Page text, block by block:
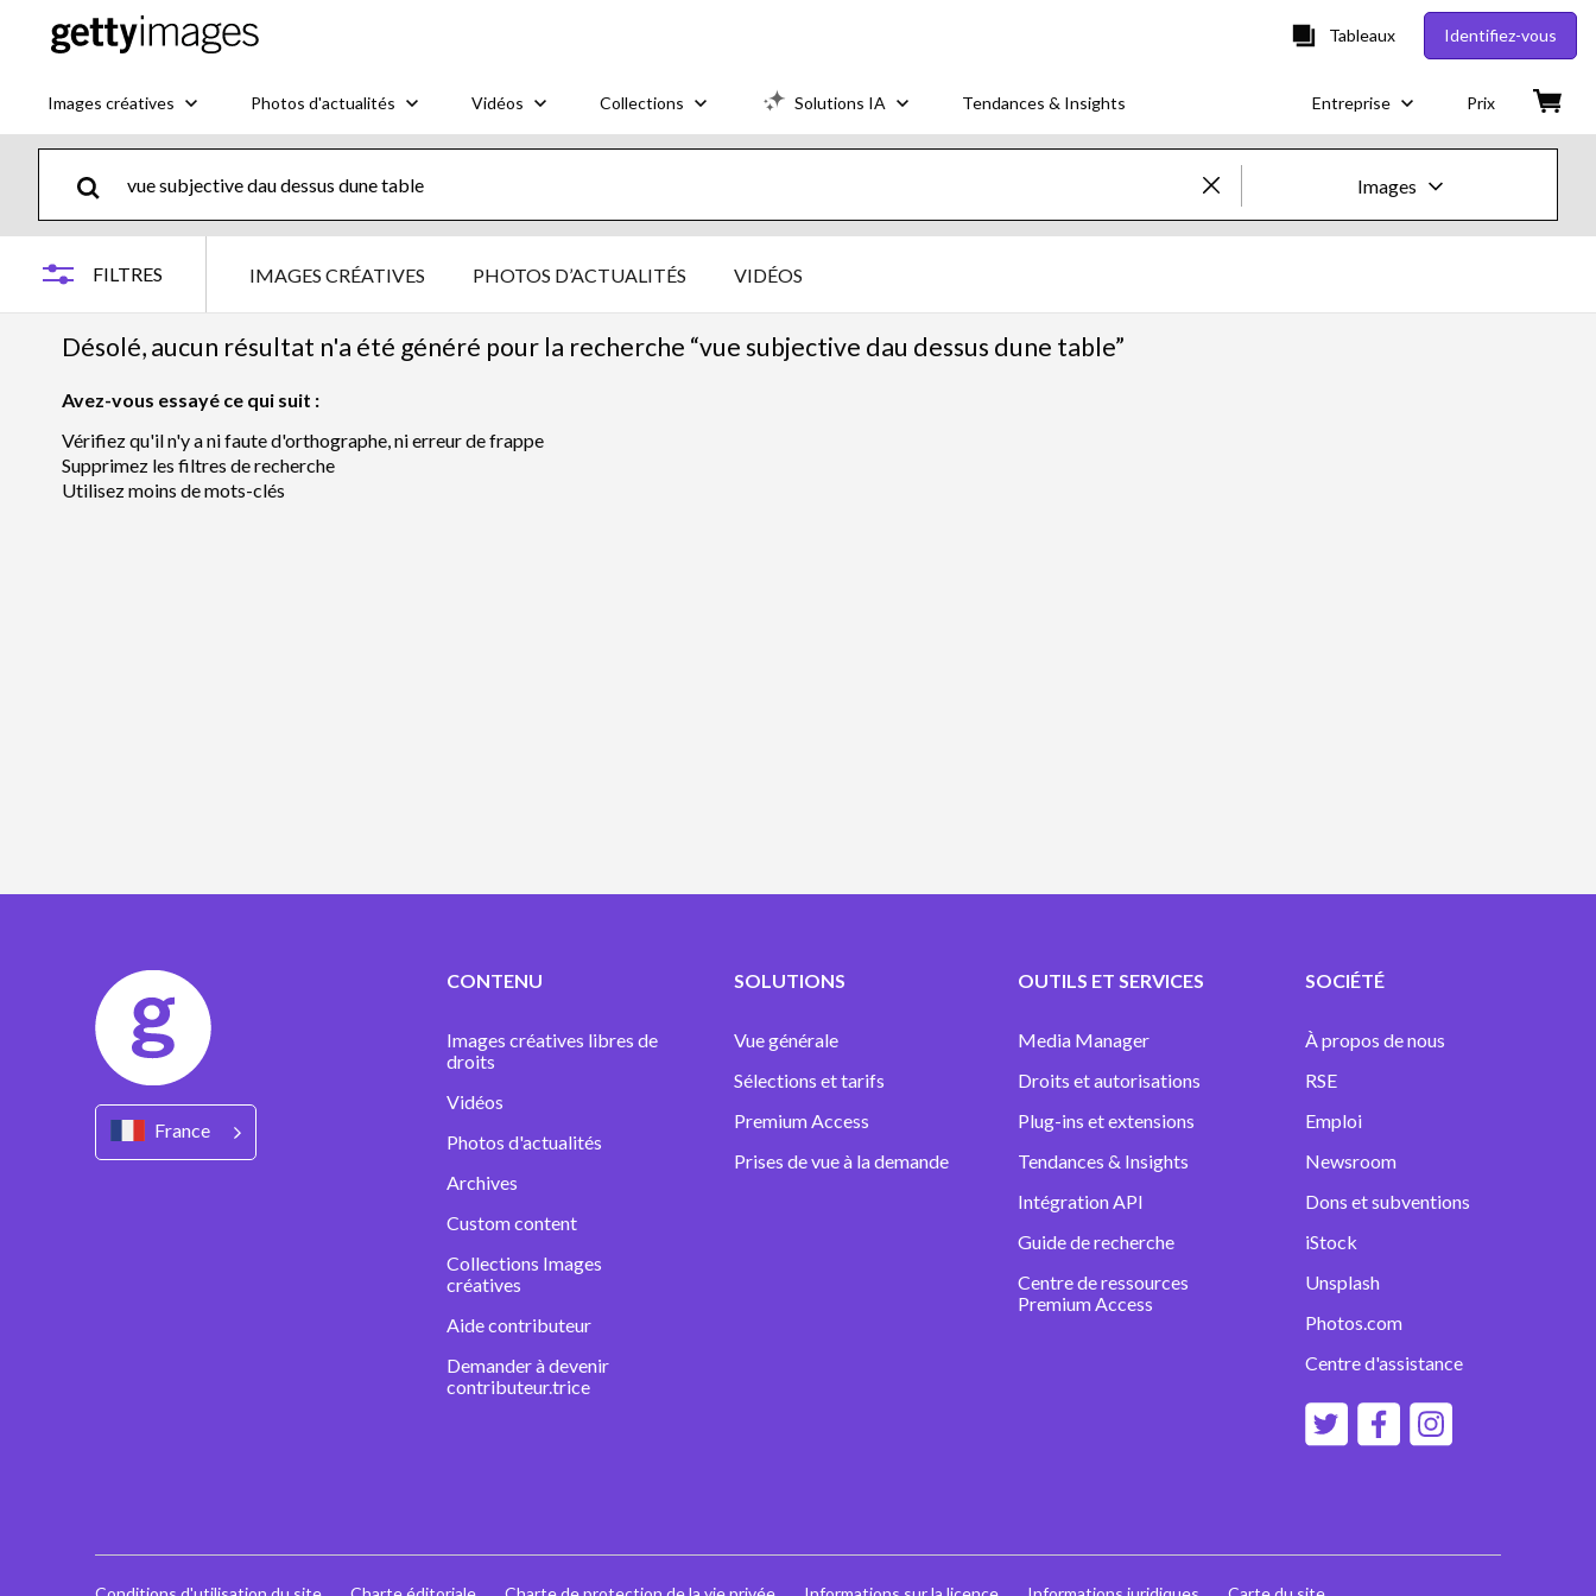
Tableaux Identifiez-vous
Images créatives Photos d'actualités Vidéos Collections Solutions IA Tendances & Insights Entreprise Prix
Images
FILTRES IMAGES CRÉATIVES PHOTOS D’ACTUALITÉS VIDÉOS
Désolé, aucun résultat n'a été généré pour la recherche “vue subjective dau dessus dune table”
Avez-vous essayé ce qui suit :
Vérifiez qu'il n'y a ni faute d'orthographe, ni erreur de frappe
Supprimez les filtres de recherche
Utilisez moins de mots-clés
France
CONTENU
Images créatives libres de
droits
Vidéos
Photos d'actualités
Archives
Custom content
Collections Images
créatives
Aide contributeur
Demander à devenir
contributeur.trice
SOLUTIONS
Vue générale
Sélections et tarifs
Premium Access
Prises de vue à la demande
OUTILS ET SERVICES
Media Manager
Droits et autorisations
Plug-ins et extensions
Tendances & Insights
Intégration API
Guide de recherche
Centre de ressources
Premium Access
SOCIÉTÉ
À propos de nous
RSE
Emploi
Newsroom
Dons et subventions
iStock
Unsplash
Photos.com
Centre d'assistance